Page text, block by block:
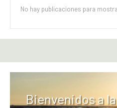
No hay publicaciones para
Bienvenidos a